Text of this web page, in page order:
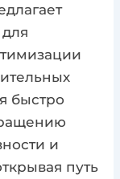
быстро
и
путь